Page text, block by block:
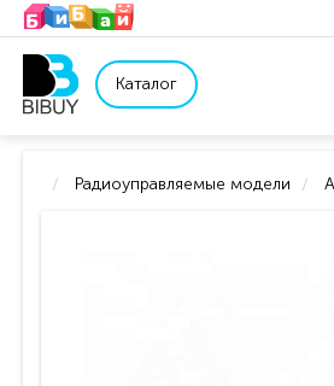
Каталог
Радиоуправляемые модели